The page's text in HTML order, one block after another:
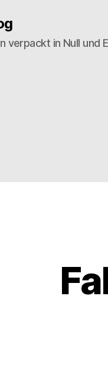
verpackt in Null und